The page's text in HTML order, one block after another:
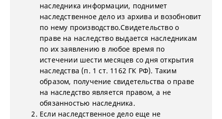
наследника информации, поднимет
наследственное дело из архива и возобновит
по нему производство.Свидетельство о
праве на наследство выдается наследникам
по их заявлению в любое время по
истечении шести месяцев со дня открытия
наследства (п. 1 ст. 1162 ГК РФ). Таким
образом, получение свидетельства о праве
на наследство является правом, а не
обязанностью наследника.
Если наследственное дело еще не